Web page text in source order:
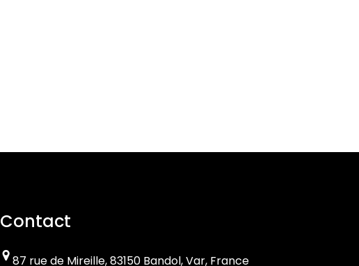
Contact
87 rue de Mireille, 83150 Bandol, Var, France